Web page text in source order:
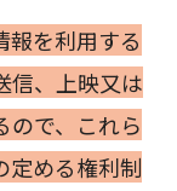
報を利用する
信、上映又は
ので、これら
定める権利制